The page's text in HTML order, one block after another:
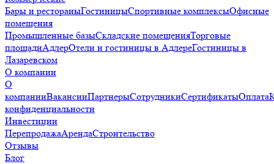
Бары и рестораныГостиницыСпортивные комплексыОфисные
помещения
Промышленные базыСкладские помещенияТорговые
площадиАдлерОтели и гостиницы в АдлереГостиницы в
Лазаревском
О компании
О
компанииВакансииПартнерыСотрудникиСертификатыОплата
конфиденциальности
Инвестиции
ПерепродажаАрендаСтроительство
Отзывы
Блог